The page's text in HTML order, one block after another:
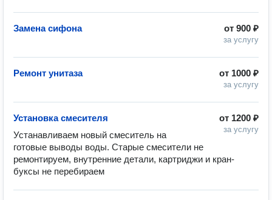
от 900 ₽
за услугу
Замена сифона
от 1000 ₽
за услугу
Ремонт унитаза
от 1200 ₽
за услугу
Установка смесителя
Устанавливаем новый смеситель на
готовые выводы воды. Старые смесители не
ремонтируем, внутренние детали, картриджи и кран-
буксы не перебираем